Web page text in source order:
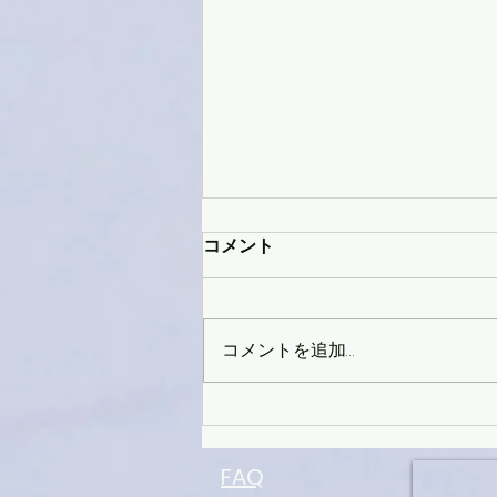
ウン
コメント
コメントを追加…
FAQ